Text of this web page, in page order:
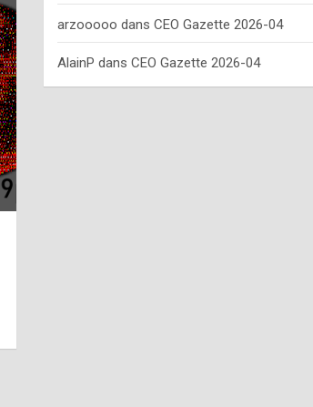
arzooooo dans CEO Gazette 2026-04
AlainP dans CEO Gazette 2026-04